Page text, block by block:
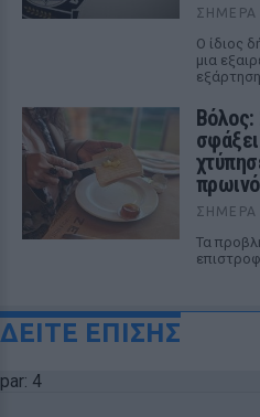
ΣΉΜΕΡΑ
Ο ίδιος
μια
Βόλος:
πρωινό
ΣΉΜΕΡΑ
Τα
ΔΕΙΤΕ ΕΠΙΣΗΣ
par: 4